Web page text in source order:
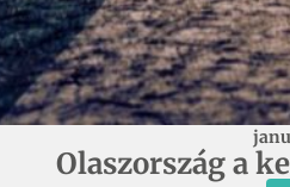
Olaszország a